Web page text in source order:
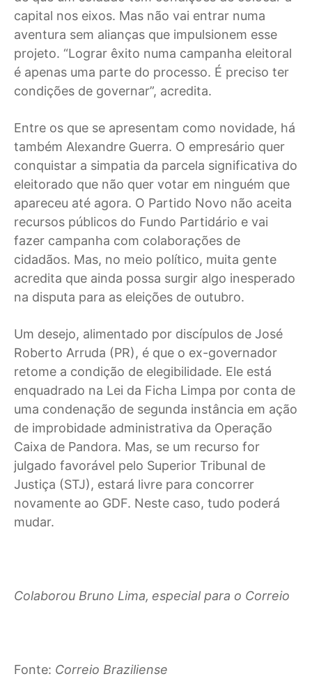
capital nos eixos. Mas não vai entrar numa
aventura sem alianças que impulsionem esse
projeto. “Lograr êxito numa campanha eleitoral
é apenas uma parte do processo. É preciso ter
condições de governar”, acredita.
Entre os que se apresentam como novidade, há
também Alexandre Guerra. O empresário quer
conquistar a simpatia da parcela significativa do
eleitorado que não quer votar em ninguém que
apareceu até agora. O Partido Novo não aceita
recursos públicos do Fundo Partidário e vai
fazer campanha com colaborações de
cidadãos. Mas, no meio político, muita gente
acredita que ainda possa surgir algo inesperado
na disputa para as eleições de outubro.
Um desejo, alimentado por discípulos de José
Roberto Arruda (PR), é que o ex-governador
retome a condição de elegibilidade. Ele está
enquadrado na Lei da Ficha Limpa por conta de
uma condenação de segunda instância em ação
de improbidade administrativa da Operação
Caixa de Pandora. Mas, se um recurso for
julgado favorável pelo Superior Tribunal de
Justiça (STJ), estará livre para concorrer
novamente ao GDF. Neste caso, tudo poderá
mudar.
Colaborou Bruno Lima, especial para o Correio
Fonte: Correio Braziliense